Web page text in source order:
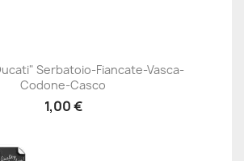
Serbatoio-Fiancate-Vasca-
Codone-Casco
1,00 €